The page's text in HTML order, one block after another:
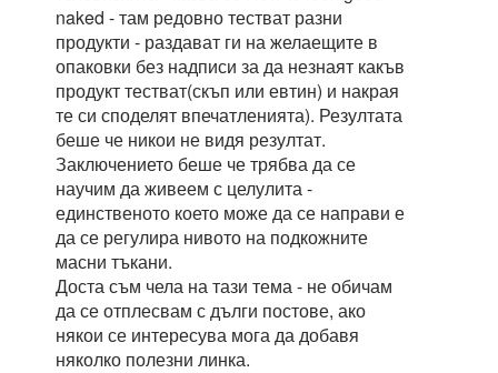
naked - там редовно тестват разни
продукти - раздават ги на желаещите в
опаковки без надписи за да незнаят какъв
продукт тестват(скъп или евтин) и накрая
те си споделят впечатленията). Резултата
беше че никои не видя резултат.
Заключението беше че трябва да се
научим да живеем с целулита -
единственото което може да се направи е
да се регулира нивото на подкожните
масни тъкани.
Доста съм чела на тази тема - не обичам
да се отплесвам с дълги постове, ако
някои се интересува мога да добавя
няколко полезни линка.